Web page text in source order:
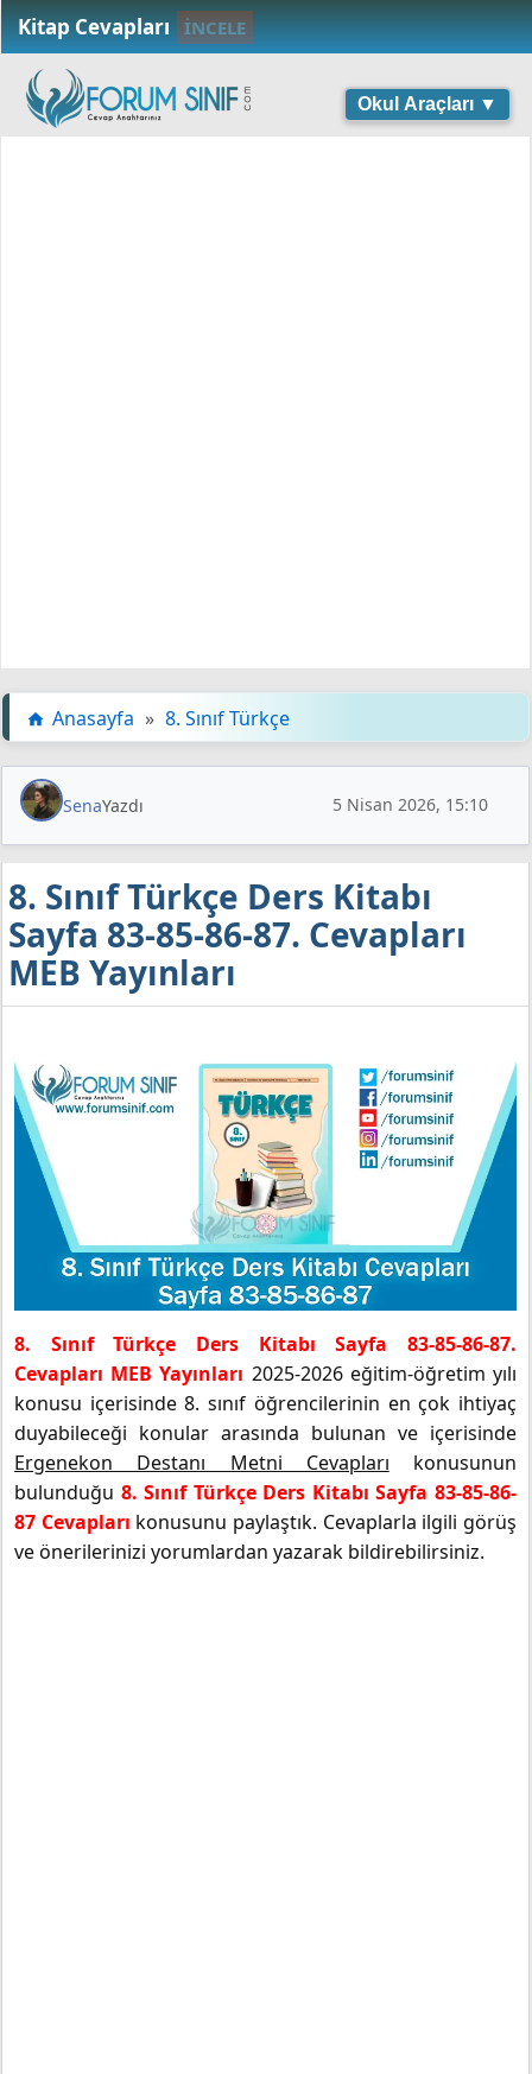
Kitap Cevapları İNCELE
Okul Araçları ▼
Anasayfa » 8. Sınıf Türkçe
SenaYazdı 5 Nisan 2026, 15:10
8. Sınıf Türkçe Ders Kitabı
Sayfa 83-85-86-87. Cevapları
MEB Yayınları
8. Sınıf Türkçe Ders Kitabı Sayfa 83-85-86-87.
Cevapları MEB Yayınları 2025-2026 eğitim-öğretim yılı
konusu içerisinde 8. sınıf öğrencilerinin en çok ihtiyaç
duyabileceği konular arasında bulunan ve içerisinde
Ergenekon Destanı Metni Cevapları konusunun
bulunduğu 8. Sınıf Türkçe Ders Kitabı Sayfa 83-85-86-
87 Cevapları konusunu paylaştık. Cevaplarla ilgili görüş
ve önerilerinizi yorumlardan yazarak bildirebilirsiniz.